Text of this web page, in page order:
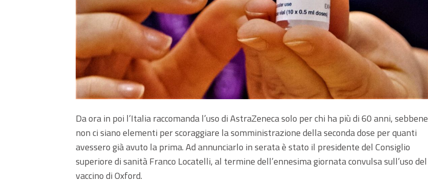
Da ora in poi l’Italia raccomanda l’uso di AstraZeneca solo per chi ha più di 60 anni, sebbene
non ci siano elementi per scoraggiare la somministrazione della seconda dose per quanti
avessero già avuto la prima. Ad annunciarlo in serata è stato il presidente del Consiglio
superiore di sanità Franco Locatelli, al termine dell’ennesima giornata convulsa sull’uso del
vaccino di Oxford.